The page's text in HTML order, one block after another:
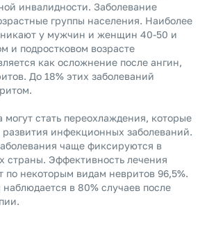
инвалидности. Заболевание
группы населения. Наиболее
у мужчин и женщин 40-50 и
и подростковом возрасте
как осложнение после ангин,
До 18% этих заболеваний
стать переохлаждения, которые
развития инфекционных заболеваний.
чаще фиксируются в
страны. Эффективность лечения
по некоторым видам невритов 96,5%.
в 80% случаев после